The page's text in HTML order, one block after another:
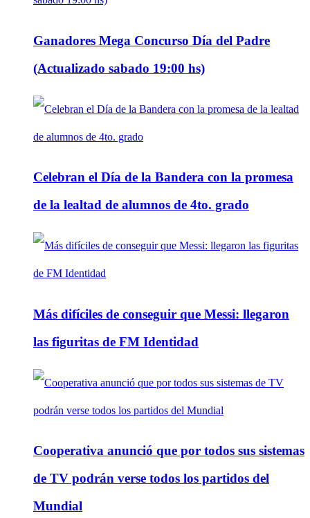
Ganadores Mega Concurso Día del Padre
(Actualizado sabado 19:00 hs)
Celebran el Día de la Bandera con la promesa
de la lealtad de alumnos de 4to. grado
Más difíciles de conseguir que Messi: llegaron
las figuritas de FM Identidad
Cooperativa anunció que por todos sus sistemas
de TV podrán verse todos los partidos del
Mundial